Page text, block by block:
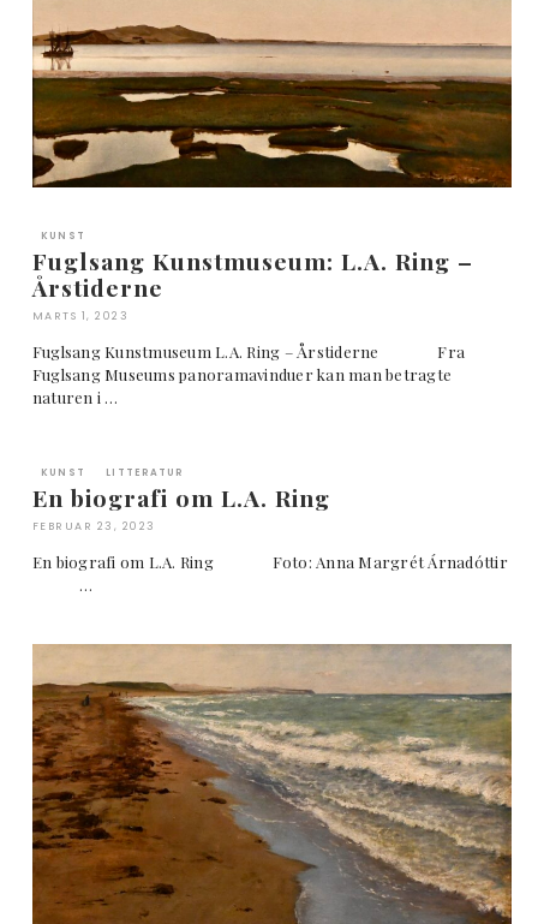
KUNST
Fuglsang Kunstmuseum: L.A. Ring –
Årstiderne
MARTS 1, 2023
Fuglsang Kunstmuseum L.A. Ring – Årstiderne Fra
Fuglsang Museums panoramavinduer kan man betragte
naturen i …
KUNST LITTERATUR
En biografi om L.A. Ring
FEBRUAR 23, 2023
En biografi om L.A. Ring Foto: Anna Margrét Árnadóttir
…